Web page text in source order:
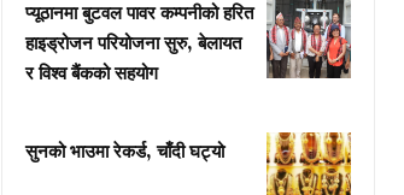
प्यूठानमा बुटवल पावर कम्पनीको हरित
हाइड्रोजन परियोजना सुरु, बेलायत
र विश्व बैंकको सहयोग
सुनको भाउमा रेकर्ड, चाँदी घट्यो